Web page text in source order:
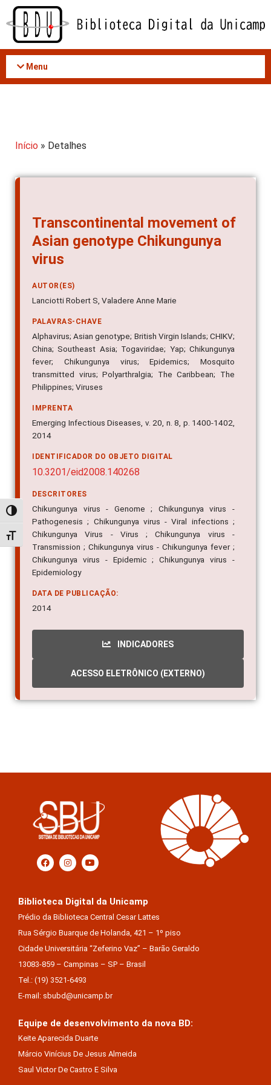
Acessar
conteúdo
Alternar alto contraste
Alternar tamanho da fonte
Menu
Início » Detalhes
Transcontinental movement of
Asian genotype Chikungunya
virus
AUTOR(ES)
Lanciotti Robert S, Valadere Anne Marie
PALAVRAS-CHAVE
Alphavirus; Asian genotype; British Virgin Islands; CHIKV;
China; Southeast Asia; Togaviridae; Yap; Chikungunya
fever; Chikungunya virus; Epidemics; Mosquito
transmitted virus; Polyarthralgia; The Caribbean; The
Philippines; Viruses
IMPRENTA
Emerging Infectious Diseases, v. 20, n. 8, p. 1400-1402,
2014
IDENTIFICADOR DO OBJETO DIGITAL
10.3201/eid2008.140268
DESCRITORES
Chikungunya virus - Genome ; Chikungunya virus -
Pathogenesis ; Chikungunya virus - Viral infections ;
Chikungunya Virus - Virus ; Chikungunya virus -
Transmission ; Chikungunya virus - Chikungunya fever ;
Chikungunya virus - Epidemic ; Chikungunya virus -
Epidemiology
DATA DE PUBLICAÇÃO:
2014
INDICADORES
ACESSO ELETRÔNICO (EXTERNO)
Biblioteca Digital da Unicamp
Prédio da Biblioteca Central Cesar Lattes
Rua Sérgio Buarque de Holanda, 421 – 1º piso
Cidade Universitária “Zeferino Vaz” – Barão Geraldo
13083-859 – Campinas – SP – Brasil
Tel.: (19) 3521-6493
E-mail: sbubd@unicamp.br
Equipe de desenvolvimento da nova BD:
Keite Aparecida Duarte
Márcio Vinícius De Jesus Almeida
Saul Victor De Castro E Silva